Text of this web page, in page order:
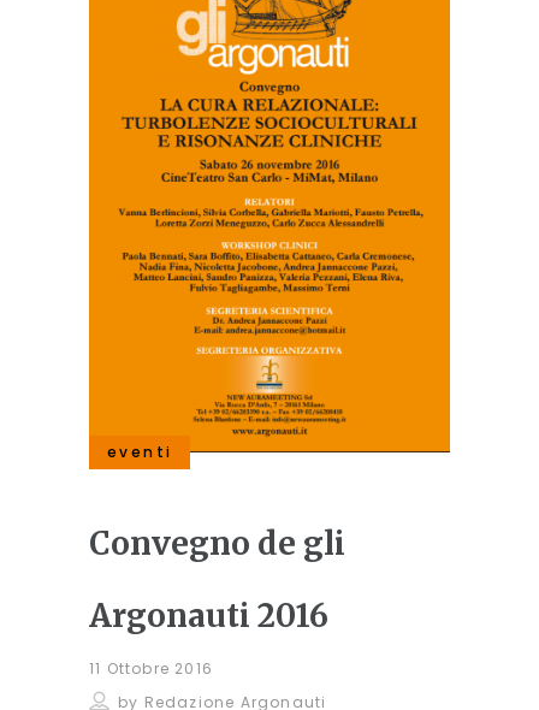
eventi
Convegno de gli
Argonauti 2016
11 Ottobre 2016
by Redazione Argonauti